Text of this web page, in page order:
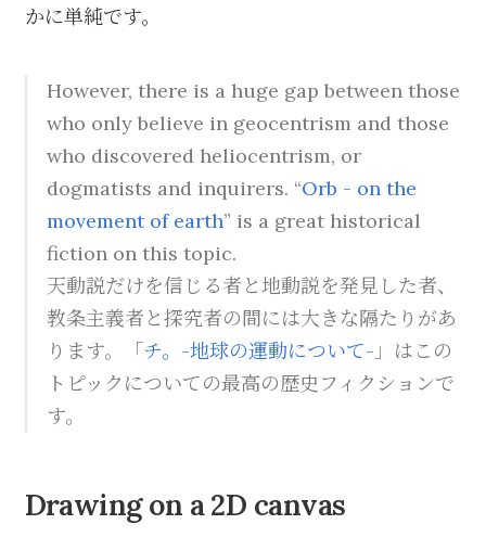
かに単純です。
However, there is a huge gap between those
who only believe in geocentrism and those
who discovered heliocentrism, or
dogmatists and inquirers. “Orb - on the
movement of earth” is a great historical
fiction on this topic.
天動説だけを信じる者と地動説を発見した者、
教条主義者と探究者の間には大きな隔たりがあ
ります。「チ。-地球の運動について- 」はこの
トピックについての最高の歴史フィクションで
す。
Drawing on a 2D canvas